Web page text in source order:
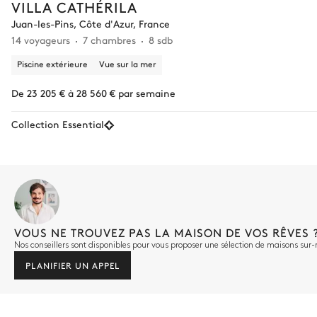
VILLA CATHÉRILA
Juan-les-Pins, Côte d'Azur, France
14 voyageurs
7 chambres 8 sdb
Piscine extérieure Vue sur la mer
De 23 205 € à 28 560 € par semaine
Collection Essential
VOUS NE TROUVEZ PAS LA MAISON DE VOS RÊVES
Nos conseillers sont disponibles pour vous proposer une sélection de maisons sur-
PLANIFIER UN APPEL